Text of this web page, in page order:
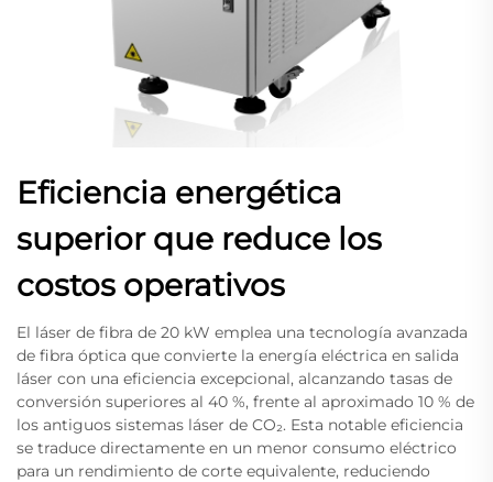
Eficiencia energética
superior que reduce los
costos operativos
El láser de fibra de 20 kW emplea una tecnología avanzada
de fibra óptica que convierte la energía eléctrica en salida
láser con una eficiencia excepcional, alcanzando tasas de
conversión superiores al 40 %, frente al aproximado 10 % de
los antiguos sistemas láser de CO₂. Esta notable eficiencia
se traduce directamente en un menor consumo eléctrico
para un rendimiento de corte equivalente, reduciendo